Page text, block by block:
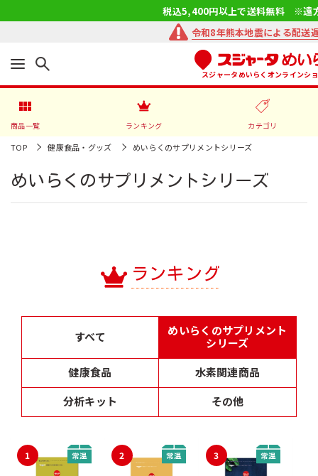
税込5,400円以上で送料無料 ※遠
令和8年熊本地震による配送
スジャータめいらくオンラインシ
商品一覧 ランキング カテゴリ
TOP 健康食品・グッズ めいらくのサプリメントシリーズ
めいらくのサプリメントシリーズ
ランキング
すべて
めいらくのサプリメント
シリーズ
健康食品
水素関連商品
分析キット
その他
1 2 3